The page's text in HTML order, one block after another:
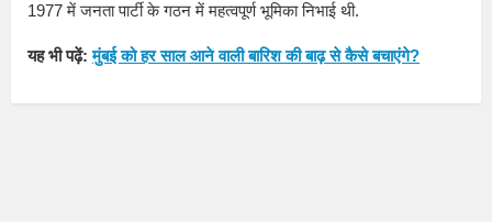
1977 में जनता पार्टी के गठन में महत्वपूर्ण भूमिका निभाई थी.
यह भी पढ़ें:मुंबई को हर साल आने वाली बारिश की बाढ़ से कैसे बचाएंगे?